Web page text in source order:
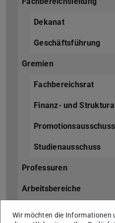
Dekanat
Geschäftsführung
Gremien
Fachbereichsrat
Finanz- und
Promotionsausschuss
Studienausschuss
Professuren
Arbeitsbereiche
Wir möchten die Informationen